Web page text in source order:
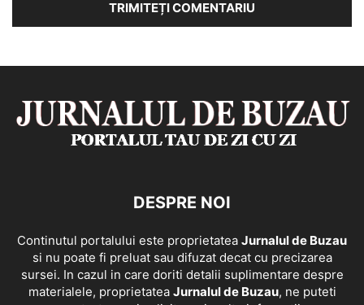
DESPRE NOI
Continutul portalului este proprietatea Jurnalul de Buzau
si nu poate fi preluat sau difuzat decat cu precizarea
sursei. In cazul in care doriti detalii suplimentare despre
materialele, proprietatea Jurnalul de Buzau, ne puteti